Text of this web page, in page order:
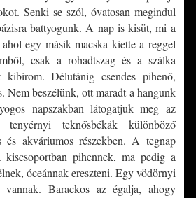
Senki se szól, óvatosan megindul
battyogunk. A nap is kisüt, mi a
egy másik macska kiette a reggel
csak a rohadtszag és a szálka
kibírom. Délutánig csendes pihenő,
Nem beszélünk, ott maradt a hangunk
napszakban látogatjuk meg az
tenyérnyi teknősbékák különböző
és akváriumos részekben. A tegnap
pihennek, ma pedig a
óceánnak ereszteni. Egy vödörnyi
vannak. Barackos az égalja, ahogy